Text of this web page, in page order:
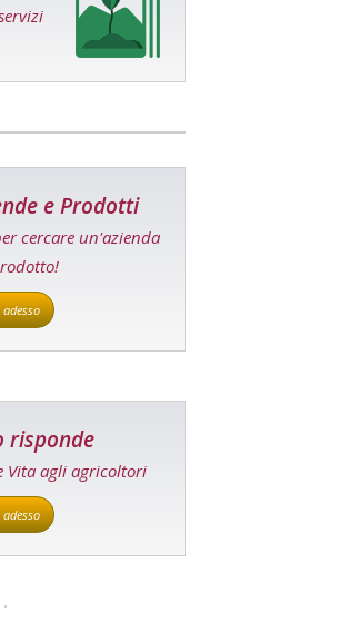
e Prodotti
cercare un'azienda
adesso
risponde
Vita agli agricoltori
adesso